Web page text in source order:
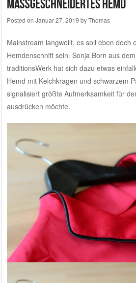
Maßgeschneidertes Hemd
Posted on Januar 27, 2019 byThomas
Mainstream langweilt, es soll eben doch
Hemdenschnitt sein. Sonja Born aus
traditionsWerk hat sich dazu etwas
Hemd mit Kelchkragen und schwarzem
signalisiert größte Aufmerksamkeit für
ausdrücken möchte.